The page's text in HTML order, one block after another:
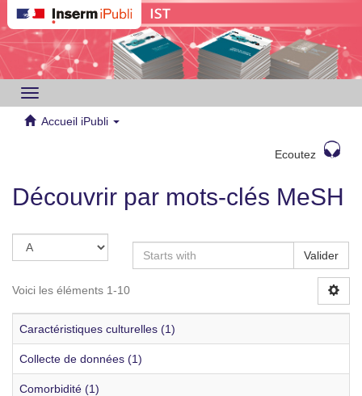
Toggle
navigation
Accueil iPubli
Ecoutez
Découvrir par mots-clés MeSH
Valider
Voici les éléments 1-10
Caractéristiques culturelles (1)
Collecte de données (1)
Comorbidité (1)